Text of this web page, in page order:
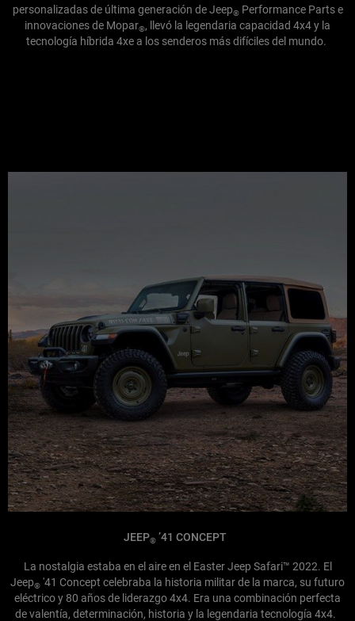
personalizadas de última generación de Jeep®Performance Parts e
innovaciones de Mopar®, llevó la legendaria capacidad 4x4 y la
tecnología híbrida 4xe a los senderos más difíciles del mundo.
JEEP® ’41 CONCEPT
La nostalgia estaba en el aire en el Easter Jeep Safari™ 2022. El
Jeep® '41 Concept celebraba la historia militar de la marca, su futuro
eléctrico y 80 años de liderazgo 4x4. Era una combinación perfecta
de valentía, determinación, historia y la legendaria tecnología 4x4.